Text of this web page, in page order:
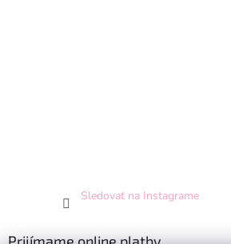
Sledovať na Instagrame
Prijímame online platby